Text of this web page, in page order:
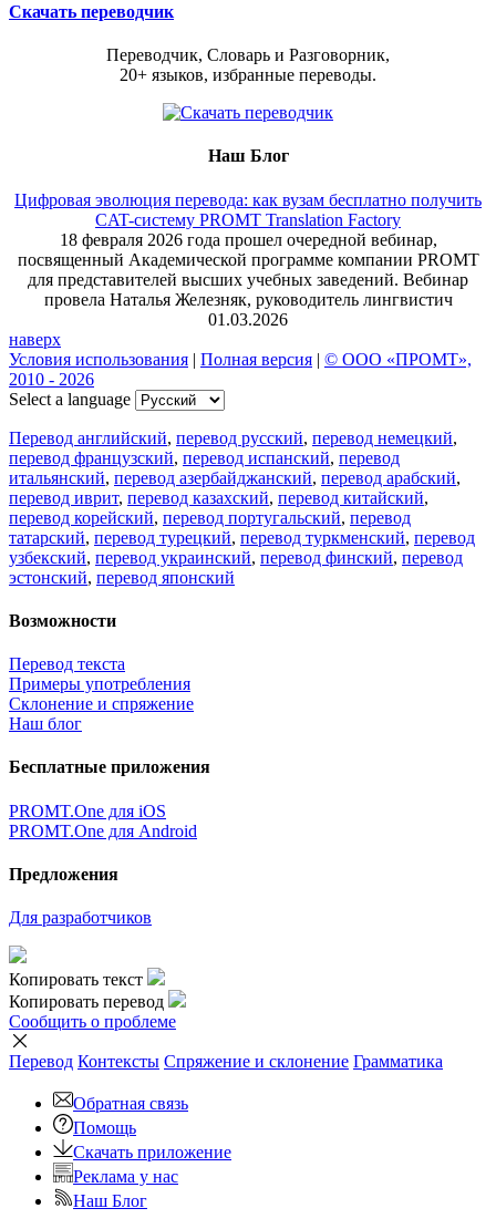
Скачать переводчик
Переводчик, Словарь и Разговорник,
20+ языков, избранные переводы.
Наш Блог
Цифровая эволюция перевода: как вузам бесплатно получить
CAT-систему PROMT Translation Factory
18 февраля 2026 года прошел очередной вебинар,
посвященный Академической программе компании PROMT
для представителей высших учебных заведений. Вебинар
провела Наталья Железняк, руководитель лингвистич
01.03.2026
наверх
Условия использования | Полная версия | © ООО «ПРОМТ»,
2010 - 2026
Select a language
Перевод английский, перевод русский, перевод немецкий,
перевод французский, перевод испанский, перевод
итальянский, перевод азербайджанский, перевод арабский,
перевод иврит, перевод казахский, перевод китайский,
перевод корейский, перевод португальский, перевод
татарский, перевод турецкий, перевод туркменский, перевод
узбекский, перевод украинский, перевод финский, перевод
эстонский, перевод японский
Возможности
Перевод текста
Примеры употребления
Склонение и спряжение
Наш блог
Бесплатные приложения
PROMT.One для iOS
PROMT.One для Android
Предложения
Для разработчиков
Копировать текст
Копировать перевод
Сообщить о проблеме
Перевод Контексты Спряжение и склонение Грамматика
Обратная связь
Помощь
Скачать приложение
Реклама у нас
Наш Блог